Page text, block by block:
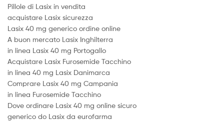
Pillole di Lasix in vendita
acquistare Lasix sicurezza
Lasix 40 mg generico ordine online
A buon mercato Lasix Inghilterra
in linea Lasix 40 mg Portogallo
Acquistare Lasix Furosemide Tacchino
in linea 40 mg Lasix Danimarca
Comprare Lasix 40 mg Campania
in linea Furosemide Tacchino
Dove ordinare Lasix 40 mg online sicuro
generico do Lasix da eurofarma